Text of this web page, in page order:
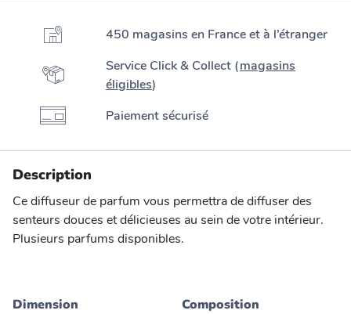
450 magasins en France et à l’étranger
Service Click & Collect (magasins
éligibles)
Paiement sécurisé
Description
Ce diffuseur de parfum vous permettra de diffuser des
senteurs douces et délicieuses au sein de votre intérieur.
Plusieurs parfums disponibles.
Dimension
Composition